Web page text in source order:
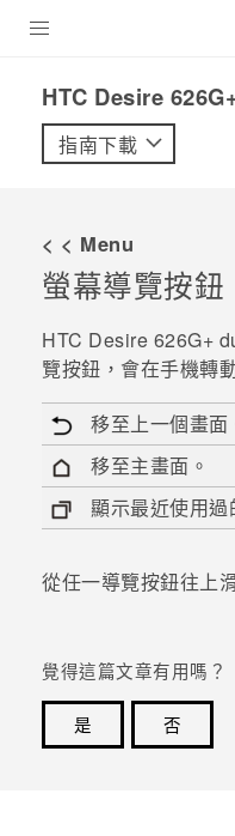
VIVE
配件
優惠專區
焦點訊息
校園專案
企業採購
銷售門市
銷售通路
支援服務
VIVELAND
登入
HTC Desire
指南下載
< < Menu
螢幕導覽按鈕
HTC Desire 626G+
覽按鈕，會在手機轉
移至上一個畫面
移至主畫面。
顯示最近使用過
從任一導覽按鈕往上
覺得這篇文章有用嗎？
是
否